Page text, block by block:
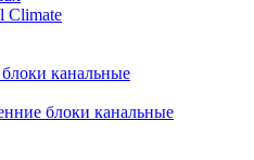
Climate
канальные
блоки канальные